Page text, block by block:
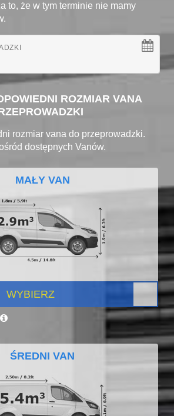
to, że w tym terminie nie mamy
ROZMIAR VANA
rozmiar vana do przeprowadzki.
dostępnych Vanów.
MAŁY VAN
WYBIERZ
ŚREDNI VAN